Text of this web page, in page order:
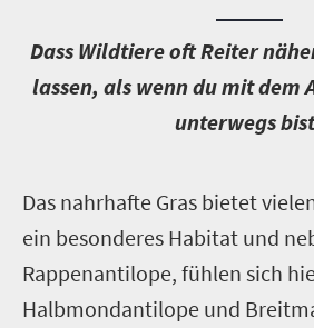
Dass Wildtiere oft Reiter
lassen, als wenn du mit dem
unterwegs
Das nahrhafte Gras bietet
ein besonderes Habitat und
Rappenantilope, fühlen sich
Halbmondantilope und